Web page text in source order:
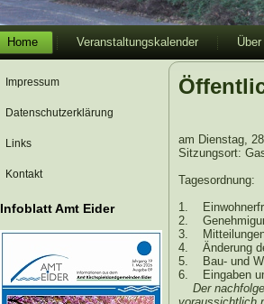
Home Veranstaltungskalender
Impressum
Datenschutzerklärung
Links
Kontakt
Infoblatt Amt Eider
am Dienstag,
Sitzungsort:
Tagesordnung:
1.
2.
3. Mitteilungen
4. Änderung
5. Bau- und
6. Eingaben
Der